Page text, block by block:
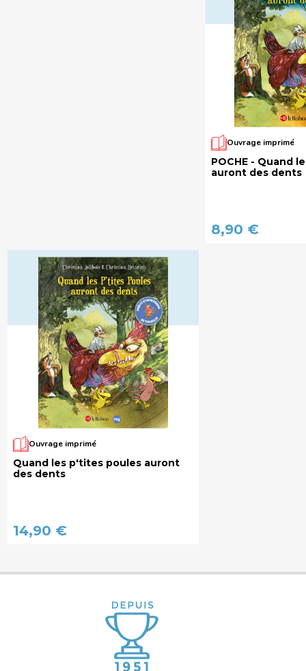
Ouvrage imprimé
POCHE - Quand
auront des dents
8,90 €
Ouvrage imprimé
Quand les p'tites poules auront
des dents
14,90 €